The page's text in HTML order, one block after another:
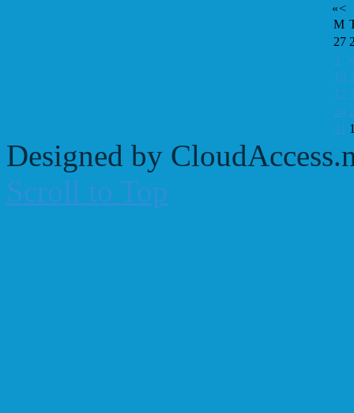
«<
M
27
3
10
17
24
31
Designed by
Scroll to Top